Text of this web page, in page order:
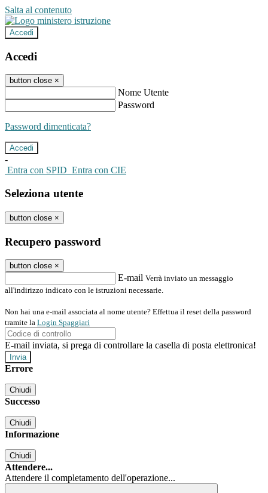
Salta al contenuto
Accedi
Accedi
button close ×
Nome Utente
Password
Password dimenticata?
-
Entra con SPID Entra con CIE
Seleziona utente
button close ×
Recupero password
button close ×
E-mail Verrà inviato un messaggio
all'indirizzo indicato con le istruzioni necessarie.
Non hai una e-mail associata al nome utente? Effettua il reset della password
tramite la Login Spaggiari
E-mail inviata, si prega di controllare la casella di posta elettronica!
Errore
Chiudi
Successo
Chiudi
Informazione
Chiudi
Attendere...
Attendere il completamento dell'operazione...